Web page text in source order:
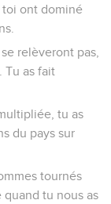
toi ont dominé
relèveront pas,
Tu as fait
tu as
du pays sur
tournés
quand tu nous as